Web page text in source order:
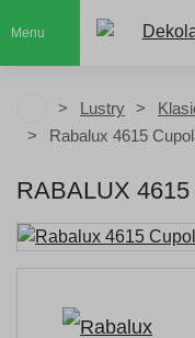
Menu
Lustry
Rabalux 4615
RABALUX